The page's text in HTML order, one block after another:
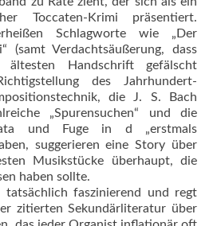
Toccaten-Krimi präsentiert.
Schlagworte wie „Der
(samt Verdachtsäußerung, dass
Handschrift gefälscht
des Jahrhundert-
die J. S. Bach
„Spurensuchen“ und die
und Fuge in d „erstmals
suggerieren eine Story über
Musikstücke überhaupt, die
haben sollte.
tatsächlich faszinierend und regt
zitierten Sekundär­literatur über